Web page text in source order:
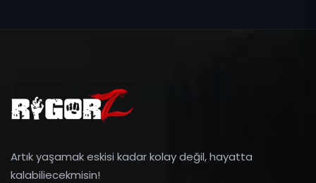
Artık yaşamak eskisi kadar kolay değil, hayatta
kalabiliecekmisin!